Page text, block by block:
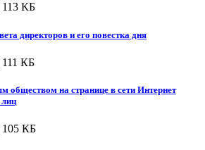
113 КБ
директоров и его повестка дня
111 КБ
обществом на странице в сети Интернет
105 КБ